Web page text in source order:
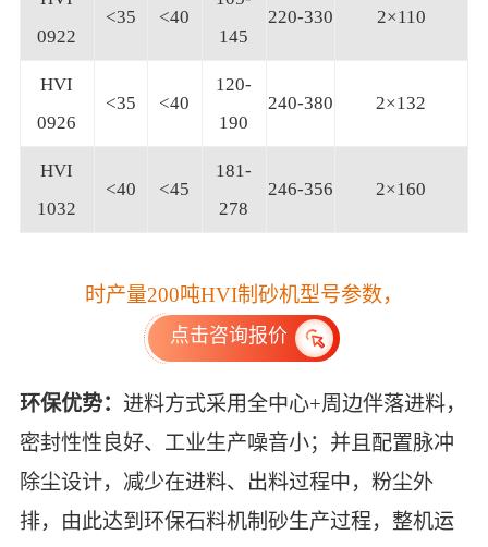
0922
<35 <40
145
220-330 2×110
HVI
0926
<35 <40
120-
190
240-380 2×132
HVI
1032
<40 <45
181-
278
246-356 2×160
时产量200吨HVI制砂机型号参数，
点击咨询报价
环保优势： 进料方式采用全中心+周边伴落进料，
密封性性良好、工业生产噪音小；并且配置脉冲
除尘设计，减少在进料、出料过程中，粉尘外
排，由此达到环保石料机制砂生产过程，整机运